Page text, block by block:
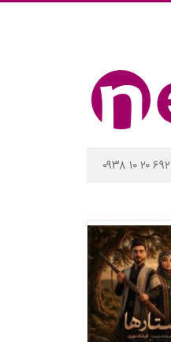
۰۹۳۸ ۱۰ ۲۰ ۶۹۲